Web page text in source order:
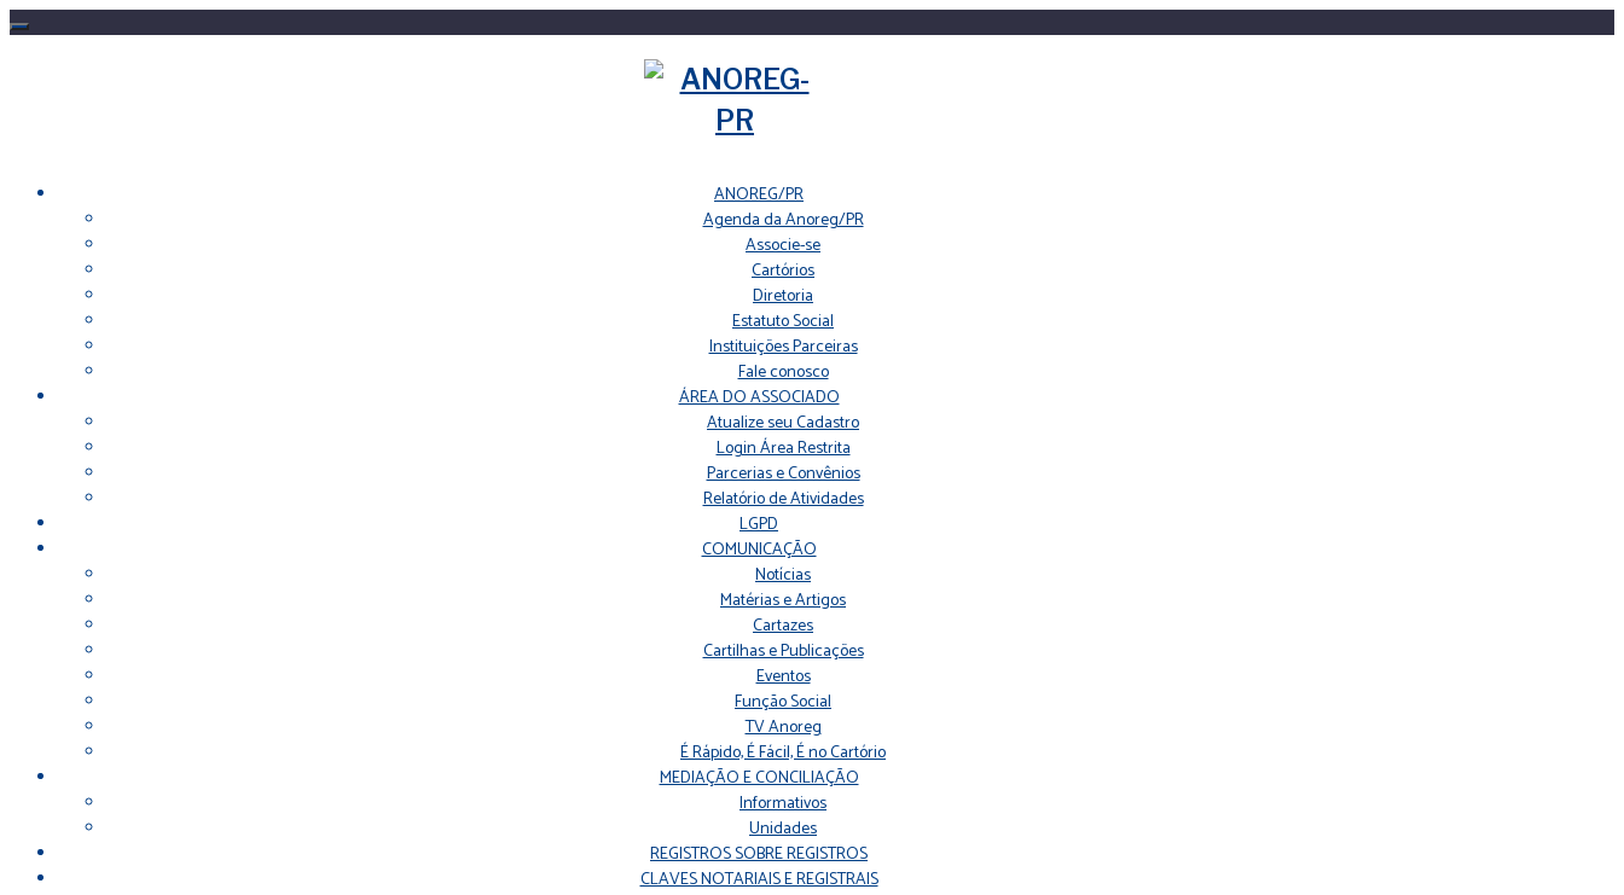
ANOREG/PR
Agenda da Anoreg/PR
Associe-se
Cartórios
Diretoria
Estatuto Social
Instituições Parceiras
Fale conosco
ÁREA DO ASSOCIADO
Atualize seu Cadastro
Login Área Restrita
Parcerias e Convênios
Relatório de Atividades
LGPD
COMUNICAÇÃO
Notícias
Matérias e Artigos
Cartazes
Cartilhas e Publicações
Eventos
Função Social
TV Anoreg
É Rápido, É Fácil, É no Cartório
MEDIAÇÃO E CONCILIAÇÃO
Informativos
Unidades
REGISTROS SOBRE REGISTROS
CLAVES NOTARIAIS E REGISTRAIS